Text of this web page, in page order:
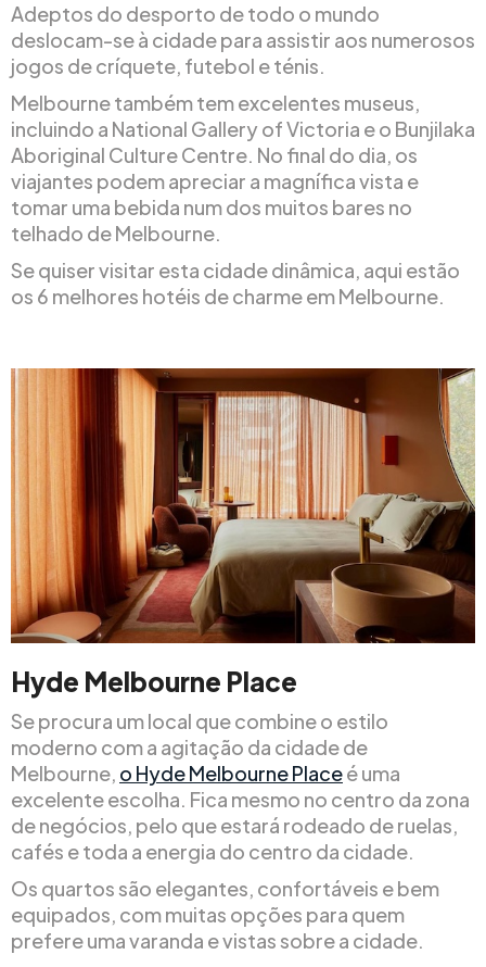
Adeptos do desporto de todo o mundo
deslocam-se à cidade para assistir aos numerosos
jogos de críquete, futebol e ténis.
Melbourne também tem excelentes museus,
incluindo a National Gallery of Victoria e o Bunjilaka
Aboriginal Culture Centre. No final do dia, os
viajantes podem apreciar a magnífica vista e
tomar uma bebida num dos muitos bares no
telhado de Melbourne.
Se quiser visitar esta cidade dinâmica, aqui estão
os 6 melhores hotéis de charme em Melbourne.
Hyde Melbourne Place
Se procura um local que combine o estilo
moderno com a agitação da cidade de
Melbourne, o Hyde Melbourne Placeé uma
excelente escolha. Fica mesmo no centro da zona
de negócios, pelo que estará rodeado de ruelas,
cafés e toda a energia do centro da cidade.
Os quartos são elegantes, confortáveis e bem
equipados, com muitas opções para quem
prefere uma varanda e vistas sobre a cidade.